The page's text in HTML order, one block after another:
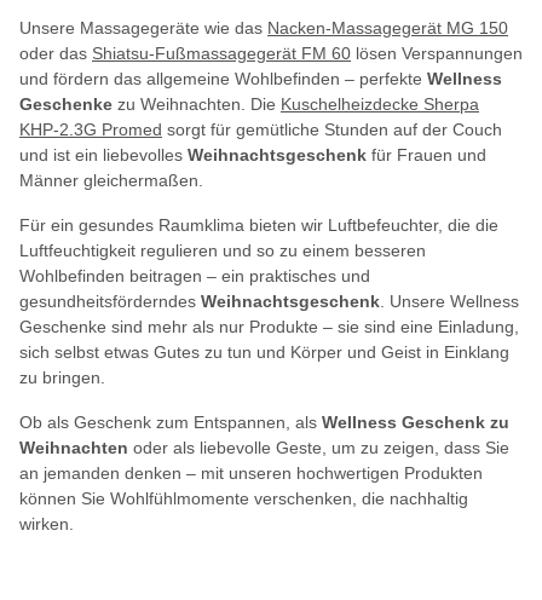
Unsere Massagegeräte wie das Nacken-Massagegerät MG 150
oder das Shiatsu-Fußmassagegerät FM 60 lösen Verspannungen
und fördern das allgemeine Wohlbefinden – perfekte Wellness
Geschenke zu Weihnachten. Die Kuschelheizdecke Sherpa
KHP-2.3G Promed sorgt für gemütliche Stunden auf der Couch
und ist ein liebevolles Weihnachtsgeschenk für Frauen und
Männer gleichermaßen.
Für ein gesundes Raumklima bieten wir Luftbefeuchter, die die
Luftfeuchtigkeit regulieren und so zu einem besseren
Wohlbefinden beitragen – ein praktisches und
gesundheitsförderndes Weihnachtsgeschenk . Unsere Wellness
Geschenke sind mehr als nur Produkte – sie sind eine Einladung,
sich selbst etwas Gutes zu tun und Körper und Geist in Einklang
zu bringen.
Ob als Geschenk zum Entspannen, als Wellness Geschenk zu
Weihnachten oder als liebevolle Geste, um zu zeigen, dass Sie
an jemanden denken – mit unseren hochwertigen Produkten
können Sie Wohlfühlmomente verschenken, die nachhaltig
wirken.